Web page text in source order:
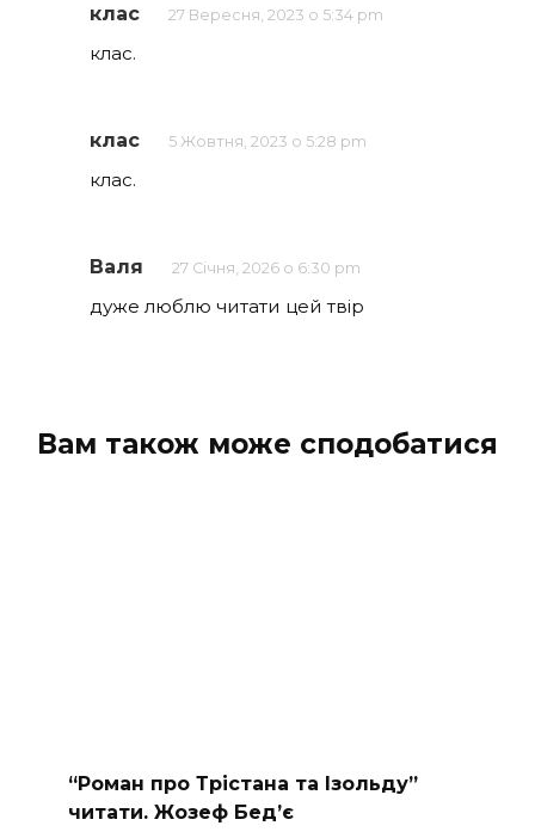
клас 27 Вересня, 2023 о 5:34 pm
клас.
клас 5 Жовтня, 2023 о 5:28 pm
клас.
Валя 27 Січня, 2026 о 6:30 pm
дуже люблю читати цей твір
Вам також може сподобатися
“Роман про Трістана та Ізольду”
читати. Жозеф Бед’є